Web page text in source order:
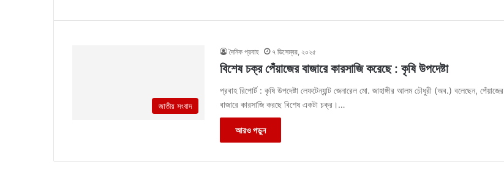
জাতীয় সংবাদ
দৈনিক প্রবাহ ৭ ডিসেম্বর, ২০২৫
বিশেষ চক্র পেঁয়াজের বাজারে কারসাজি করেছে : কৃষি উপদেষ্টা
প্রবাহ রিপোর্ট : কৃষি উপদেষ্টা লেফটেন্যান্ট জেনারেল মো. জাহাঙ্গীর আলম চৌধুরী (অব.) বলেছেন, পেঁয়াজের
বাজারে কারসাজি করছে বিশেষ একটা চক্র।…
আরও পড়ুন